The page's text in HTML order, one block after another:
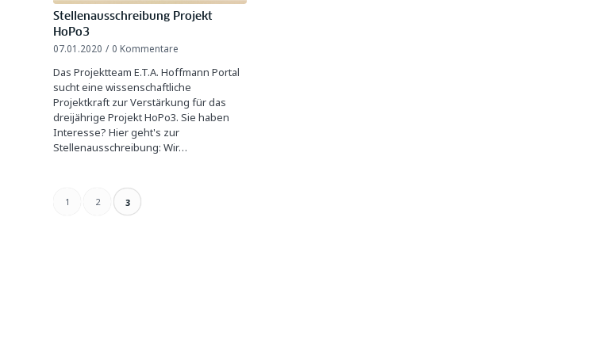
Stellenausschreibung Projekt
HoPo3
07.01.2020 / 0 Kommentare
Das Projektteam E.T.A. Hoffmann Portal
sucht eine wissenschaftliche
Projektkraft zur Verstärkung für das
dreijährige Projekt HoPo3. Sie haben
Interesse? Hier geht's zur
Stellenausschreibung: Wir…
1 2 3